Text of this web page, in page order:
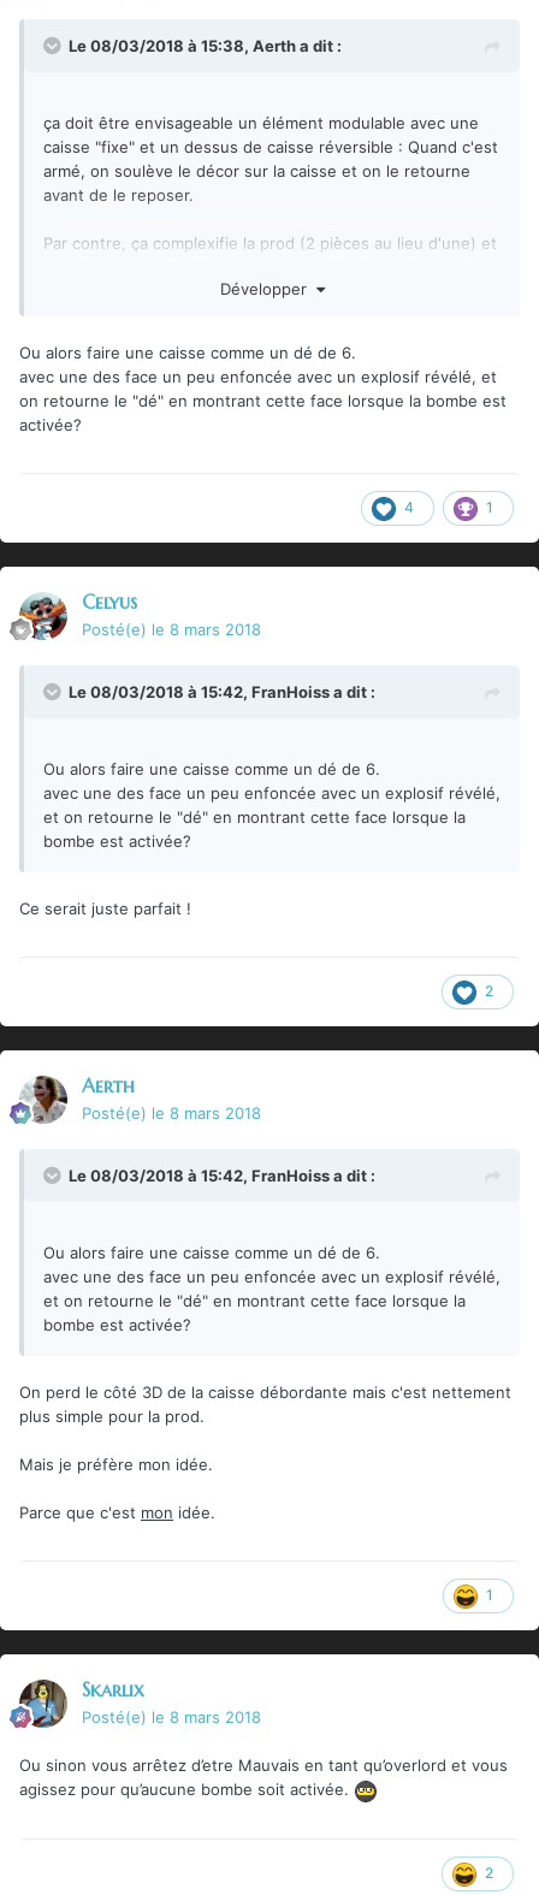
Le 08/03/2018 à 15:38, Aertha dit :
ça doit être envisageable un élément modulable avec une
caisse "fixe" et un dessus de caisse réversible : Quand c'est
armé, on soulève le décor sur la caisse et on le retourne
avant de le reposer.
Par contre, ça complexifie la prod (2 pièces au lieu d'une) et
de les mettre dans les boîtes.
Développer
Ou alors faire une caisse comme un dé de 6.
avec une des face un peu enfoncée avec un explosif révélé, et
on retourne le "dé" en montrant cette face lorsque la bombe est
activée?
4 1
Celyus
Posté(e) le 8 mars 2018
Le 08/03/2018 à 15:42, FranHoissa dit :
Ou alors faire une caisse comme un dé de 6.
avec une des face un peu enfoncée avec un explosif révélé,
et on retourne le "dé" en montrant cette face lorsque la
bombe est activée?
Ce serait juste parfait !
2
Aerth
Posté(e) le 8 mars 2018
Le 08/03/2018 à 15:42, FranHoissa dit :
Ou alors faire une caisse comme un dé de 6.
avec une des face un peu enfoncée avec un explosif révélé,
et on retourne le "dé" en montrant cette face lorsque la
bombe est activée?
On perd le côté 3D de la caisse débordante mais c'est nettement
plus simple pour la prod.
Mais je préfère mon idée.
Parce que c'est mon idée.
1
Skarlix
Posté(e) le 8 mars 2018
Ou sinon vous arrêtez d’etre Mauvais en tant qu’overlord et vous
agissez pour qu’aucune bombe soit activée.
2